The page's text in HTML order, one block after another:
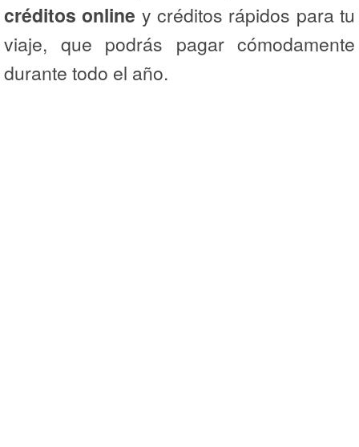
créditos online y créditos rápidos para tu
viaje, que podrás pagar cómodamente
durante todo el año.